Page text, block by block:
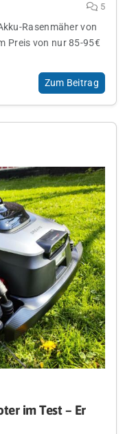
5
Rasenmäher von
Preis von nur 85-95€
Zum Beitrag
im Test – Er